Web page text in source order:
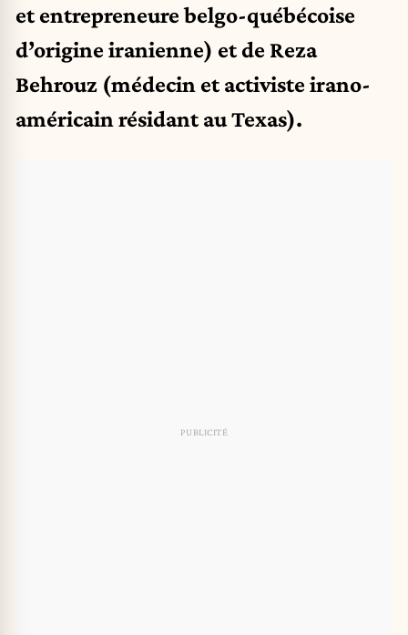
et entrepreneure belgo-québécoise
d’origine iranienne) et de Reza
Behrouz (médecin et activiste irano-
américain résidant au Texas).